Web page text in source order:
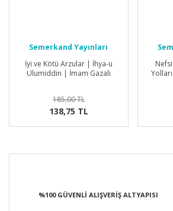
Semerkand Yayınları
İyi ve Kötü Arzular | İhya-u
Ulumiddin | İmam Gazali
185,00 TL
138,75 TL
%100 GÜVENLİ ALIŞVERİŞ ALTYAPISI